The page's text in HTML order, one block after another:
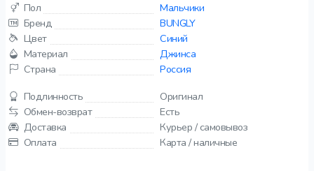
Пол
Мальчики
Бренд
BUNGLY
Цвет
Синий
Материал
Джинса
Страна
Россия
Подлинность
Оригинал
Обмен-возврат
Есть
Доставка
Курьер / самовывоз
Оплата
Карта / наличные